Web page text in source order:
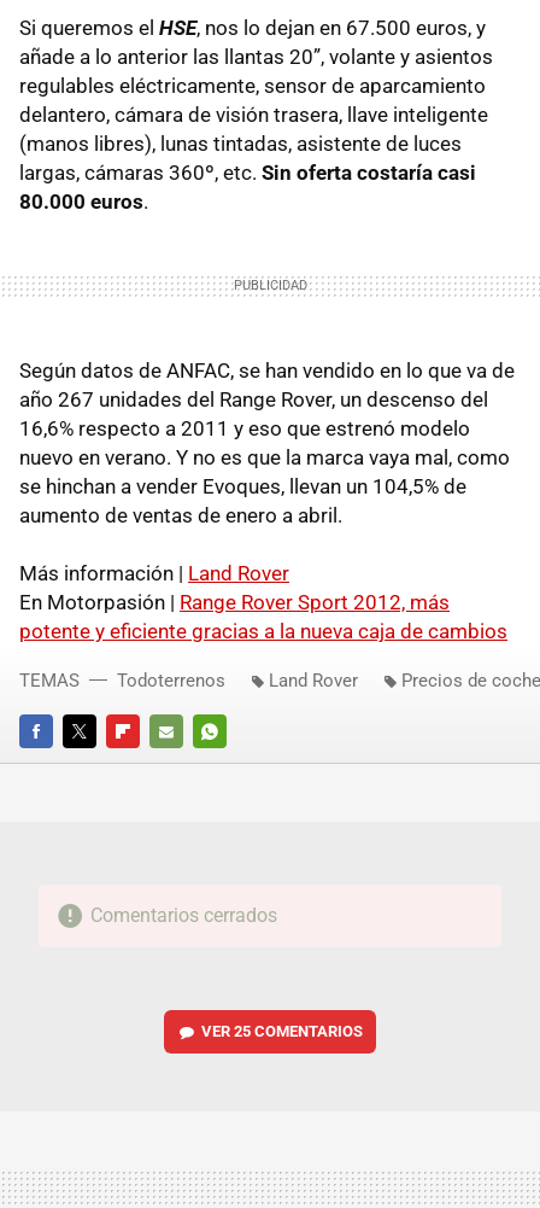
Si queremos el HSE, nos lo dejan en 67.500 euros, y
añade a lo anterior las llantas 20”, volante y asientos
regulables eléctricamente, sensor de aparcamiento
delantero, cámara de visión trasera, llave inteligente
(manos libres), lunas tintadas, asistente de luces
largas, cámaras 360º, etc. Sin oferta costaría casi
80.000 euros.
Según datos de ANFAC, se han vendido en lo que va de
año 267 unidades del Range Rover, un descenso del
16,6% respecto a 2011 y eso que estrenó modelo
nuevo en verano. Y no es que la marca vaya mal, como
se hinchan a vender Evoques, llevan un 104,5% de
aumento de ventas de enero a abril.
Más información | Land Rover
En Motorpasión | Range Rover Sport 2012, más
potente y eficiente gracias a la nueva caja de cambios
FACEBOOKTWITTERFLIPBOARD
E-
WHATSAPP
TEMAS Todoterrenos Land Rover Precios de
Comentarios cerrados
VER 25 COMENTARIOS